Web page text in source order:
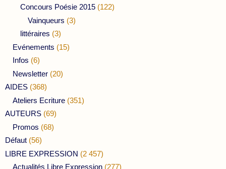
Concours Poésie 2015 (122)
Vainqueurs (3)
littéraires (3)
Evénements (15)
Infos (6)
Newsletter (20)
AIDES (368)
Ateliers Ecriture (351)
AUTEURS (69)
Promos (68)
Défaut (56)
LIBRE EXPRESSION (2 457)
Actualités Libre Expression (277)